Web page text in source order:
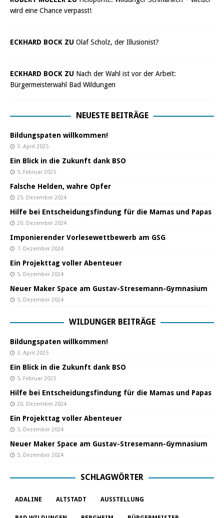
wird eine Chance verpasst!
ECKHARD BOCK ZU Olaf Scholz, der Illusionist?
ECKHARD BOCK ZU Nach der Wahl ist vor der Arbeit:
Bürgermeisterwahl Bad Wildungen
NEUESTE BEITRÄGE
Bildungspaten willkommen!
3. April 2025
Ein Blick in die Zukunft dank BSO
5. Februar 2025
Falsche Helden, wahre Opfer
25. Dezember 2024
Hilfe bei Entscheidungsfindung für die Mamas und Papas
20. Dezember 2024
Imponierender Vorlesewettbewerb am GSG
7. Dezember 2024
Ein Projekttag voller Abenteuer
5. Dezember 2024
Neuer Maker Space am Gustav-Stresemann-Gymnasium
5. Dezember 2024
WILDUNGER BEITRÄGE
Bildungspaten willkommen!
3. April 2025
Ein Blick in die Zukunft dank BSO
5. Februar 2025
Hilfe bei Entscheidungsfindung für die Mamas und Papas
20. Dezember 2024
Ein Projekttag voller Abenteuer
5. Dezember 2024
Neuer Maker Space am Gustav-Stresemann-Gymnasium
5. Dezember 2024
SCHLAGWÖRTER
ADALINE ALTSTADT AUSSTELLUNG